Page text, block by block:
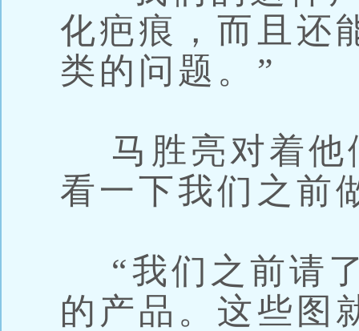
化疤痕，而且还
类的问题。”
马胜亮对着他
看一下我们之前
“我们之前请
的产品。这些图